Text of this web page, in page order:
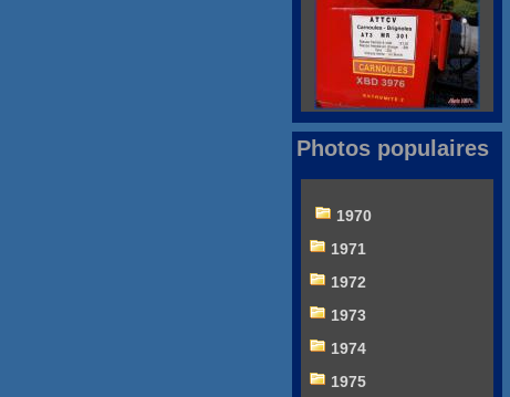
Photos populaires
1970
1971
1972
1973
1974
1975